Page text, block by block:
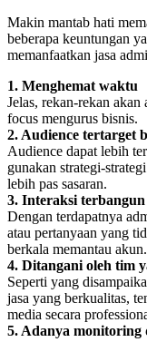
Makin mantab hati
beberapa keuntungan
memanfaatkan jasa
1. Menghemat waktu
Jelas, rekan-rekan
focus mengurus bisnis.
2. Audience tertarget
Audience dapat lebih
gunakan strategi-
lebih pas sasaran.
3. Interaksi
Dengan terdapatnya
atau pertanyaan yang
berkala memantau akun.
4. Ditangani oleh tim
Seperti yang
jasa yang berkualitas,
media secara
5. Adanya monitoring